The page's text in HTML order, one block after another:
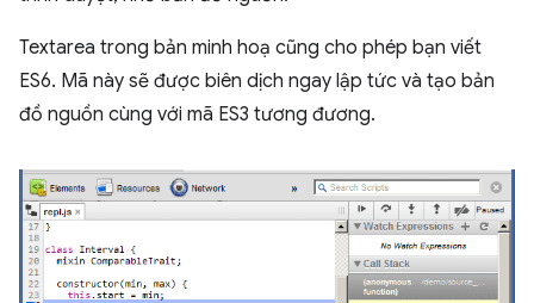
Textarea trong bản minh hoạ cũng cho phép bạn viết
ES6. Mã này sẽ được biên dịch ngay lập tức và tạo bản
đồ nguồn cùng với mã ES3 tương đương.